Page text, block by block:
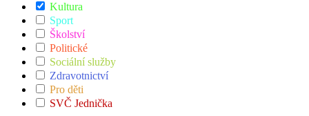
Kultura
Sport
Školství
Politické
Sociální služby
Zdravotnictví
Pro děti
SVČ Jednička